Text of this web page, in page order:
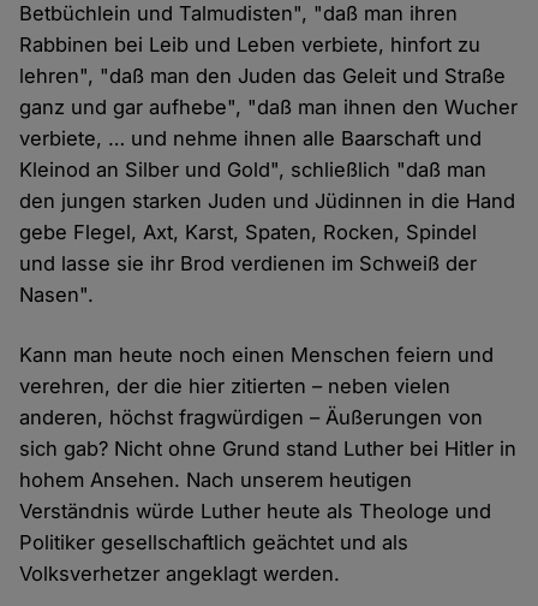
Betbüchlein und Talmudisten", "daß man ihren
Rabbinen bei Leib und Leben verbiete, hinfort zu
lehren", "daß man den Juden das Geleit und Straße
ganz und gar aufhebe", "daß man ihnen den Wucher
verbiete, … und nehme ihnen alle Baarschaft und
Kleinod an Silber und Gold", schließlich "daß man
den jungen starken Juden und Jüdinnen in die Hand
gebe Flegel, Axt, Karst, Spaten, Rocken, Spindel
und lasse sie ihr Brod verdienen im Schweiß der
Nasen".
Kann man heute noch einen Menschen feiern und
verehren, der die hier zitierten – neben vielen
anderen, höchst fragwürdigen – Äußerungen von
sich gab? Nicht ohne Grund stand Luther bei Hitler in
hohem Ansehen. Nach unserem heutigen
Verständnis würde Luther heute als Theologe und
Politiker gesellschaftlich geächtet und als
Volksverhetzer angeklagt werden.